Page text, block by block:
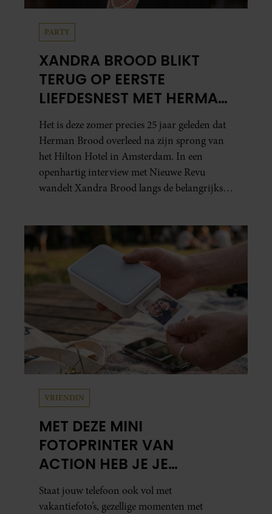
PARTY
XANDRA BROOD BLIKT
TERUG OP EERSTE
LIEFDESNEST MET HERMAN
BROOD: “HIER IS LOLA
GEBOREN”
Het is deze zomer precies 25 jaar geleden dat
Herman Brood overleed na zijn sprong van
het Hilton Hotel in Amsterdam. In een
openhartig interview met Nieuwe Revu
wandelt Xandra Brood langs de belangrijkste
Leidsedwarsstraat roept een stortvloed aan
herinneringen op. Daar begon hun leven
samen en werd dochter Lola geboren.
VRIENDIN
MET DEZE MINI
FOTOPRINTER VAN
ACTION HEB JE JE
FAVORIETE FOTO’S BINNEN
ÉÉN MINUUT IN HANDEN
Staat jouw telefoon ook vol met
vakantiefoto’s, gezellige momenten met